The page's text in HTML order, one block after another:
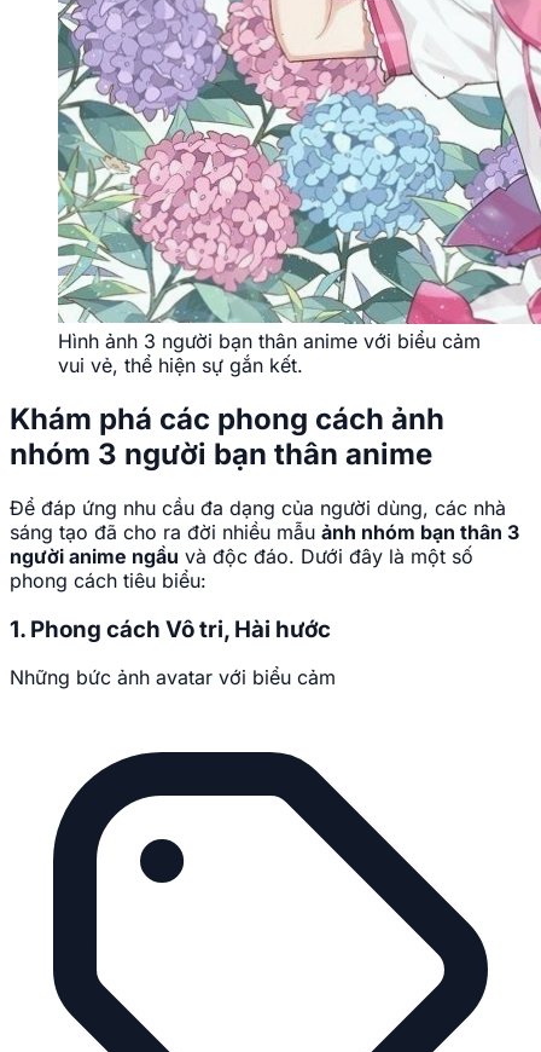
Hình ảnh 3 người bạn thân anime với biểu cảm
vui vẻ, thể hiện sự gắn kết.
Khám phá các phong cách ảnh
nhóm 3 người bạn thân anime
Để đáp ứng nhu cầu đa dạng của người dùng, các nhà
sáng tạo đã cho ra đời nhiều mẫu ảnh nhóm bạn thân 3
người anime ngầu và độc đáo. Dưới đây là một số
phong cách tiêu biểu:
1. Phong cách Vô tri, Hài hước
Những bức ảnh avatar với biểu cảm